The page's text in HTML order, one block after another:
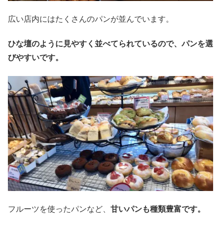
広い店内にはたくさんのパンが並んでいます。
ひな壇のように見やすく並べてられているので、パンを選
びやすいです。
フルーツを使ったパンなど、 甘いパンも種類豊富です。